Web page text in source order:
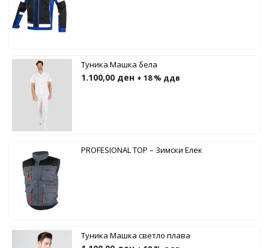
Туника Машка бела
1.100,00 ден + 18 % ддв
PROFESIONAL TOP – Зимски Елек
Туника Машка светло плава